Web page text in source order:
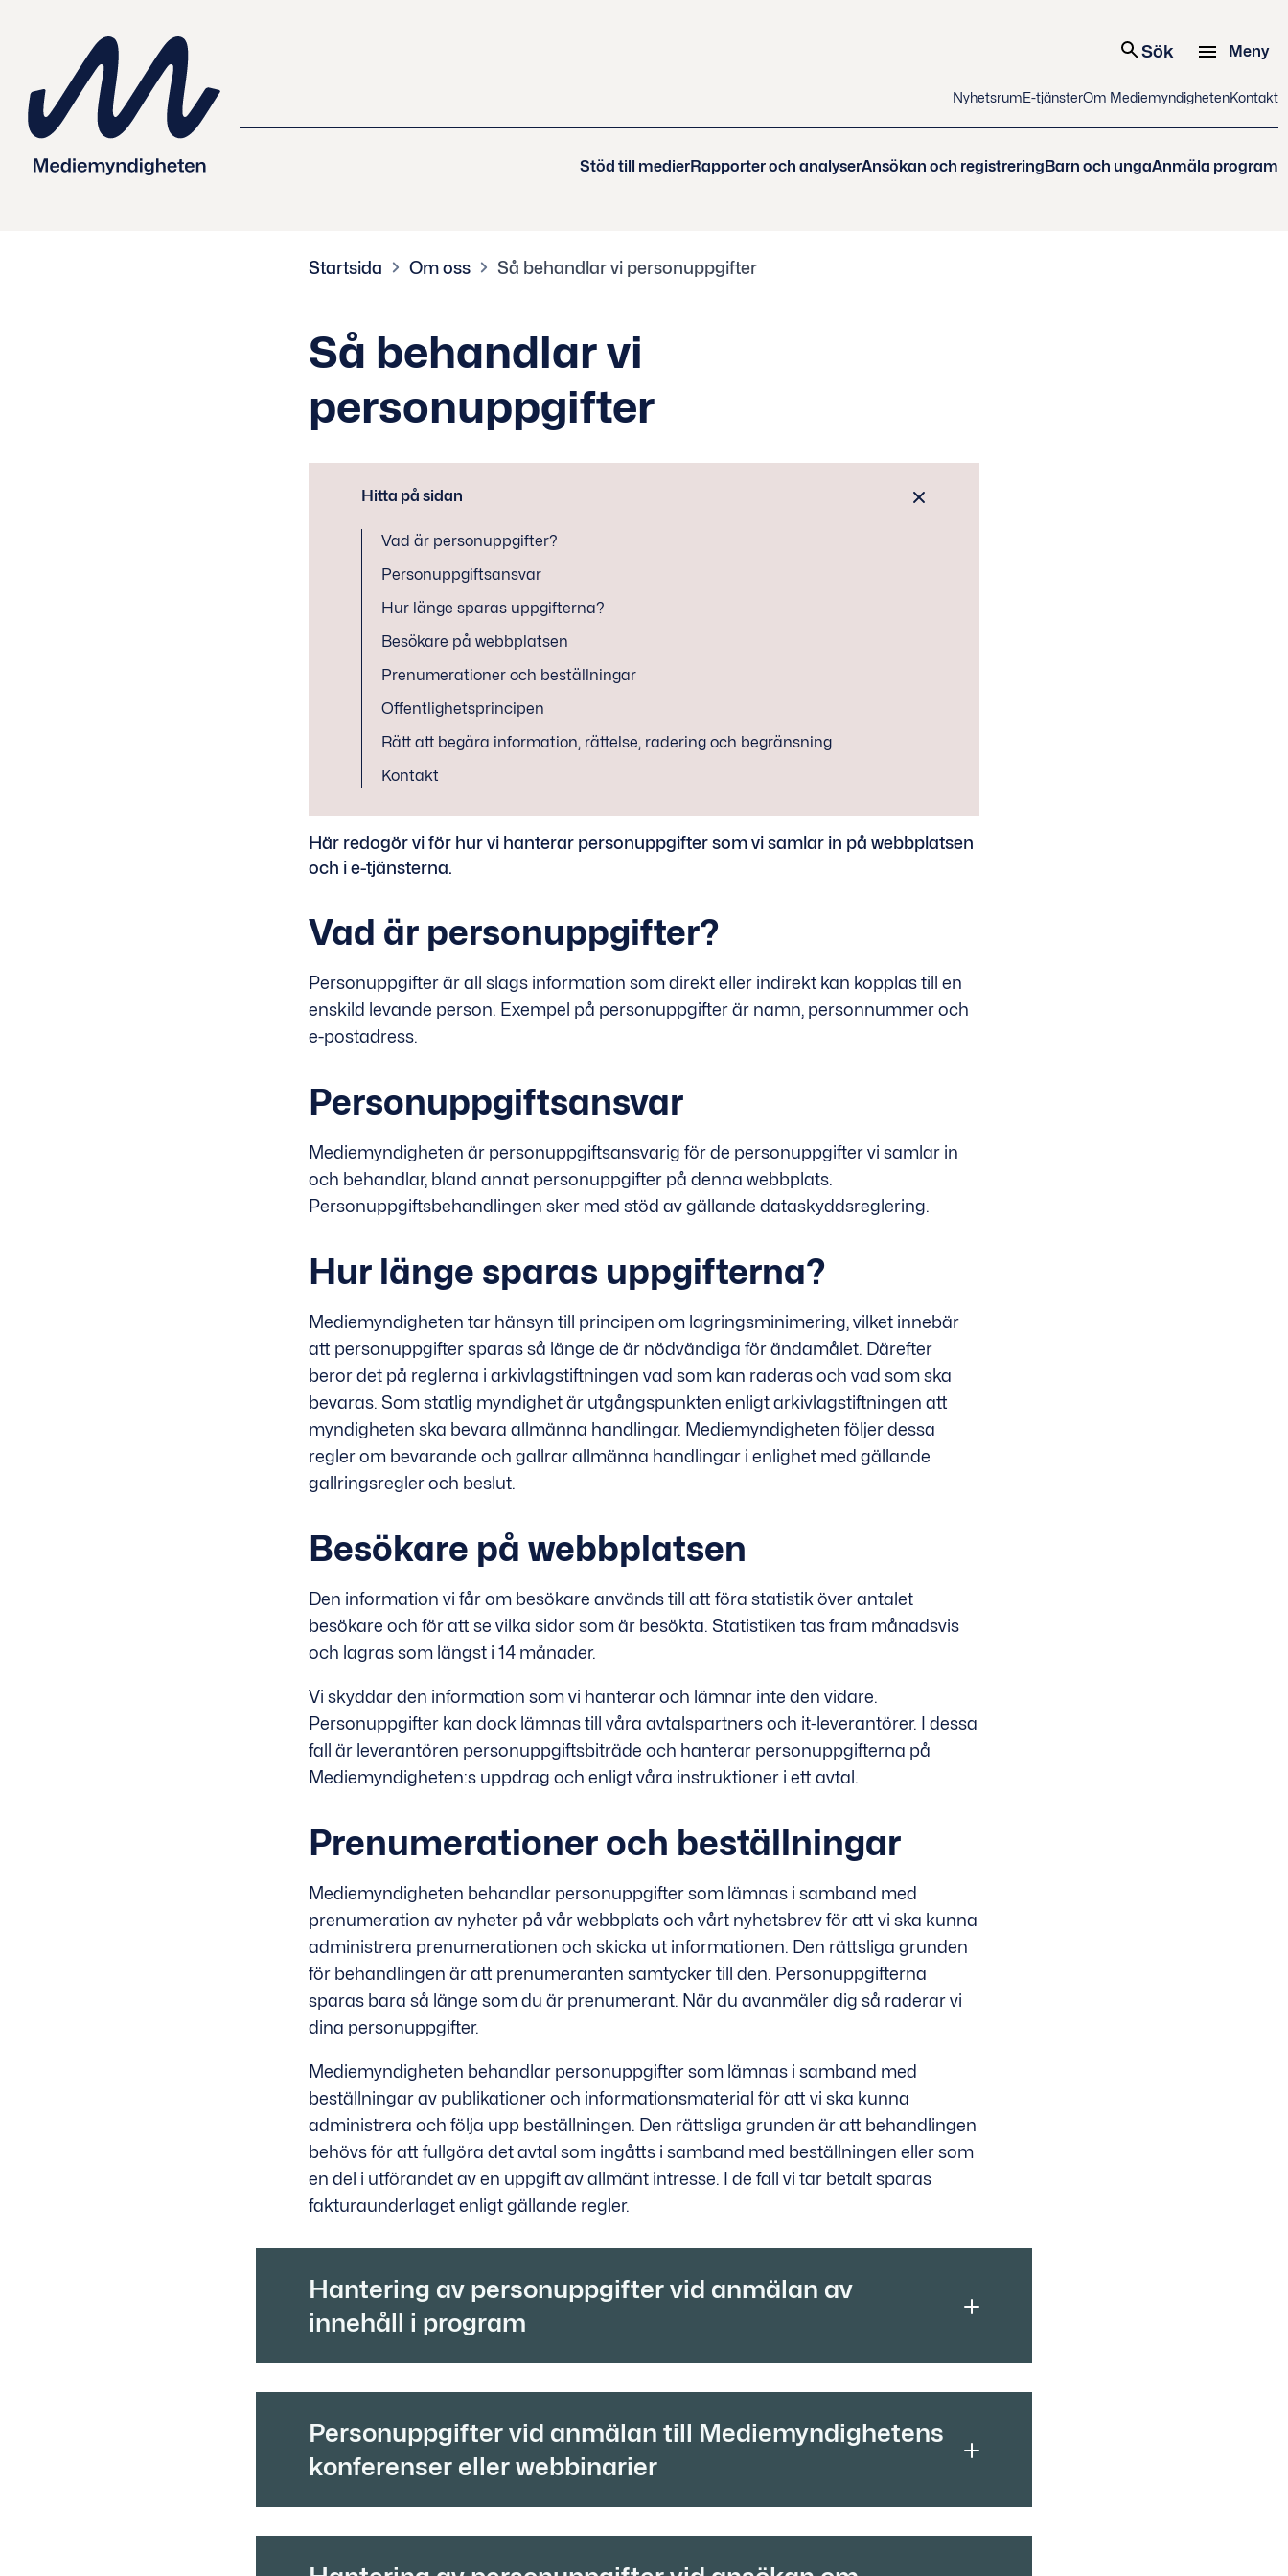
Sök Meny
NyhetsrumE-tjänsterOm MediemyndighetenKontakt
Stöd till medierRapporter och analyserAnsökan och registrering Barn och ungaAnmäla program
Startsida Om oss Så behandlar vi personuppgifter
Så behandlar vi
personuppgifter
Hitta på sidan
Vad är personuppgifter?
Personuppgiftsansvar
Hur länge sparas uppgifterna?
Besökare på webbplatsen
Prenumerationer och beställningar
Offentlighetsprincipen
Rätt att begära information, rättelse, radering och begränsning
Kontakt
Här redogör vi för hur vi hanterar personuppgifter som vi samlar in på webbplatsen
och i e-tjänsterna.
Vad är personuppgifter?
Personuppgifter är all slags information som direkt eller indirekt kan kopplas till en
enskild levande person. Exempel på personuppgifter är namn, personnummer och
e-postadress.
Personuppgiftsansvar
Mediemyndigheten är personuppgiftsansvarig för de personuppgifter vi samlar in
och behandlar, bland annat personuppgifter på denna webbplats.
Personuppgiftsbehandlingen sker med stöd av gällande dataskyddsreglering.
Hur länge sparas uppgifterna?
Mediemyndigheten tar hänsyn till principen om lagringsminimering, vilket innebär
att personuppgifter sparas så länge de är nödvändiga för ändamålet. Därefter
beror det på reglerna i arkivlagstiftningen vad som kan raderas och vad som ska
bevaras. Som statlig myndighet är utgångspunkten enligt arkivlagstiftningen att
myndigheten ska bevara allmänna handlingar. Mediemyndigheten följer dessa
regler om bevarande och gallrar allmänna handlingar i enlighet med gällande
gallringsregler och beslut.
Besökare på webbplatsen
Den information vi får om besökare används till att föra statistik över antalet
besökare och för att se vilka sidor som är besökta. Statistiken tas fram månadsvis
och lagras som längst i 14 månader.
Vi skyddar den information som vi hanterar och lämnar inte den vidare.
Personuppgifter kan dock lämnas till våra avtalspartners och it-leverantörer. I dessa
fall är leverantören personuppgiftsbiträde och hanterar personuppgifterna på
Mediemyndigheten:s uppdrag och enligt våra instruktioner i ett avtal.
Prenumerationer och beställningar
Mediemyndigheten behandlar personuppgifter som lämnas i samband med
prenumeration av nyheter på vår webbplats och vårt nyhetsbrev för att vi ska kunna
administrera prenumerationen och skicka ut informationen. Den rättsliga grunden
för behandlingen är att prenumeranten samtycker till den. Personuppgifterna
sparas bara så länge som du är prenumerant. När du avanmäler dig så raderar vi
dina personuppgifter.
Mediemyndigheten behandlar personuppgifter som lämnas i samband med
beställningar av publikationer och informationsmaterial för att vi ska kunna
administrera och följa upp beställningen. Den rättsliga grunden är att behandlingen
behövs för att fullgöra det avtal som ingåtts i samband med beställningen eller som
en del i utförandet av en uppgift av allmänt intresse. I de fall vi tar betalt sparas
fakturaunderlaget enligt gällande regler.
Hantering av personuppgifter vid anmälan av
innehåll i program
Personuppgifter vid anmälan till Mediemyndighetens
konferenser eller webbinarier